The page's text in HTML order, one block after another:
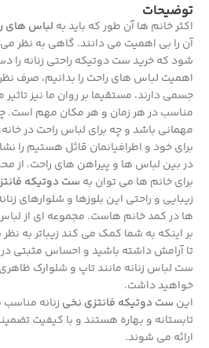
توضیحات
اکثر خانم ها آن طور که باید به لباس های
آن را بی اهمیت می دانند. گاهی به نظر
شود که خرید ست دوتیکه راحتی زنانه را
اهمیت لباس های راحت را بدانیم، صرف
جسمی دارند، مستقیما بر روان ما نیز
مناسب در هر زمان و هر مکان مهم است.
مهمانی باشد و چه برای لباس راحت در
برای خود و اطرافیانمان قائل هستیم را
در بین لباس ها و پیراهن های راحت، از
برای خانم ها می توان به ست دوتیکه
زیبایی و راحتی این بلوزها و شلوارهای
ها در کمد خانم هاست. مجموعه ای از لباس
بر اینکه به شما کمک می کند زیباتر به
تا آرامش داشته باشید و احساس مثبتی
ست لباس زنانه مانند تاپ و شلوارک
خواهید داشت.
این ست دوتیکه فانتزی نخی زنانه
ارائه می شوند.